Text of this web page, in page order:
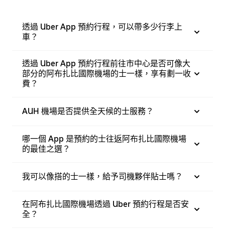
透過 Uber App 預約行程，可以帶多少行李上
車？
透過 Uber App 預約行程前往市中心是否可像大
部分的阿布扎比國際機場的士一樣，享有劃一收
費？
AUH 機場是否提供全天候的士服務？
哪一個 App 是預約的士往返阿布扎比國際機場
的最佳之選？
我可以像搭的士一樣，給予司機夥伴貼士嗎？
在阿布扎比國際機場透過 Uber 預約行程是否安
全？